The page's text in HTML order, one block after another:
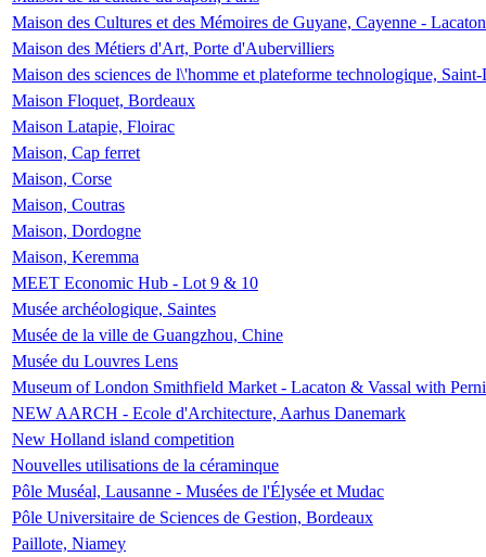
Maison des Cultures et des Mémoires de Guyane, Cayenne -
Maison des Métiers d'Art, Porte d'Aubervilliers
Maison des sciences de l\'homme et plateforme technologique,
Maison Floquet, Bordeaux
Maison Latapie, Floirac
Maison, Cap ferret
Maison, Corse
Maison, Coutras
Maison, Dordogne
Maison, Keremma
MEET Economic Hub - Lot 9 & 10
Musée archéologique, Saintes
Musée de la ville de Guangzhou, Chine
Musée du Louvres Lens
Museum of London Smithfield Market - Lacaton & Vassal with
NEW AARCH - Ecole d'Architecture, Aarhus Danemark
New Holland island competition
Nouvelles utilisations de la céraminque
Pôle Muséal, Lausanne - Musées de l'Élysée et Mudac
Pôle Universitaire de Sciences de Gestion, Bordeaux
Paillote, Niamey